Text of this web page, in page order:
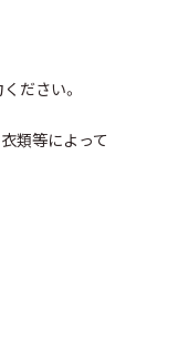
ださい。
類等によって